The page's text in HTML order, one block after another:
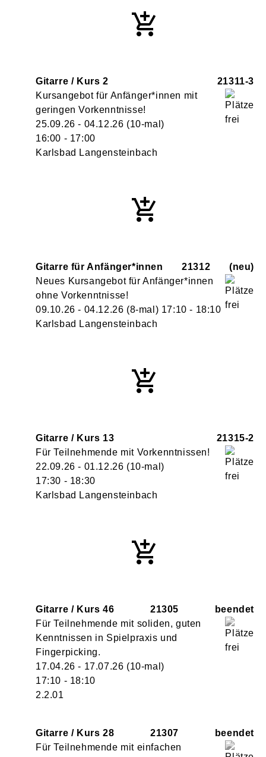
Gitarre / Kurs 46
21305
Für Teilnehmende mit soliden, guten
Kenntnissen in Spielpraxis und
Fingerpicking.
17.04.26 - 17.07.26 (10-mal)
17:10 - 18:10
2.2.01
Gitarre / Kurs 28
21307
Für Teilnehmende mit einfachen
Gitarre / Kurs 2
21311-3
Kursangebot für Anfänger*innen mit
geringen Vorkenntnisse!
25.09.26 - 04.12.26 (10-mal)
16:00 - 17:00
Karlsbad Langensteinbach
Gitarre für Anfänger*innen 21312
neu
Neues Kursangebot für Anfänger*innen
ohne Vorkenntnisse!
09.10.26 - 04.12.26 (8-mal) 17:10 - 18:10
Karlsbad Langensteinbach
Gitarre / Kurs 13
21315-2
Für Teilnehmende mit Vorkenntnissen!
22.09.26 - 01.12.26 (10-mal)
17:30 - 18:30
Karlsbad Langensteinbach